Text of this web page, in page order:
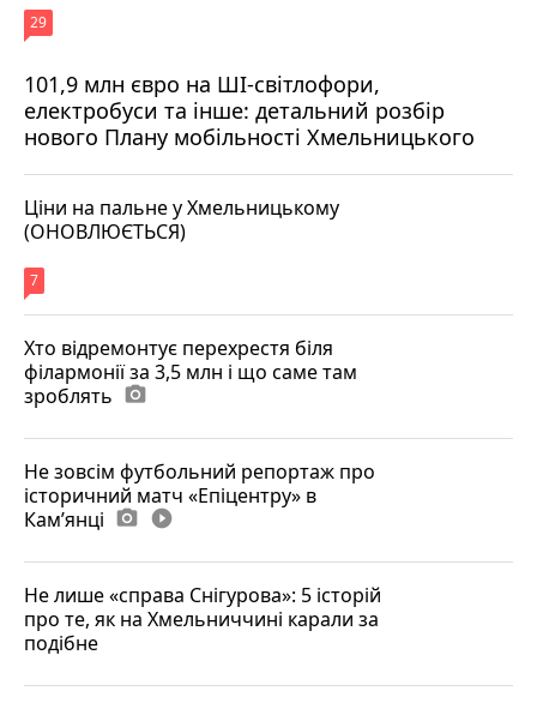
101,9 млн євро на ШІ-світлофори,
електробуси та інше: детальний розбір
нового Плану мобільності Хмельницького
29
Ціни на пальне у Хмельницькому
(ОНОВЛЮЄТЬСЯ)
7
Хто відремонтує перехрестя біля
філармонії за 3,5 млн і що саме там
зроблять photo_camera
Не зовсім футбольний репортаж про
історичний матч «Епіцентру» в
Камʼянці photo_camera play_circle_filled
Не лише «справа Снігурова»: 5 історій
про те, як на Хмельниччині карали за
подібне